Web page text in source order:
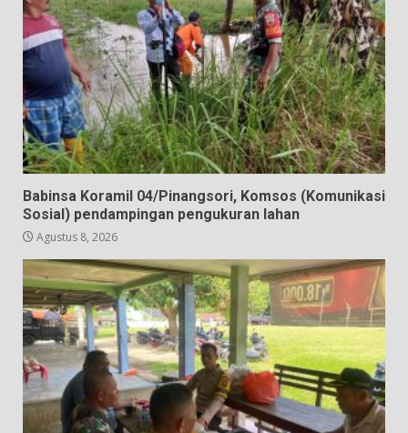
Babinsa Koramil 04/Pinangsori, Komsos (Komunikasi
Sosial) pendampingan pengukuran lahan
Agustus 8, 2026